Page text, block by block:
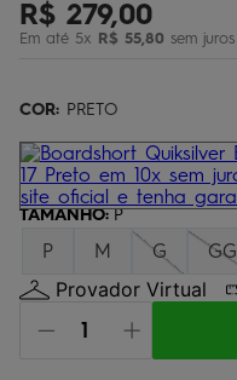
R$ 279,00
Em até 5x R$ 55,80 sem juros
COR: PRETO
TAMANHO: P
P M G GG
Provador Virtual
5º regata
7 º jaqueta
8º boardshort
9º chinelo
calça